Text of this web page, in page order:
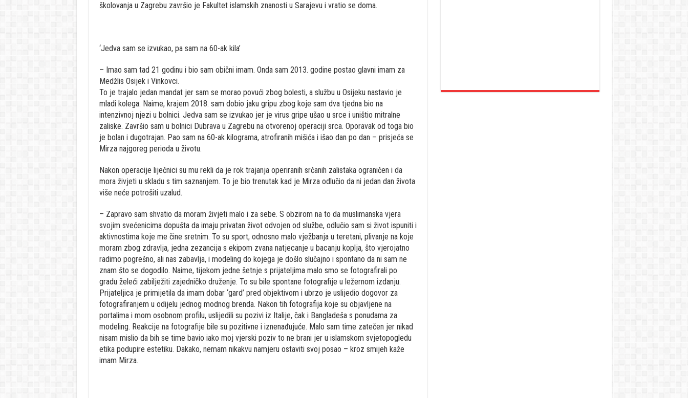
školovanja u Zagrebu završio je Fakultet islamskih znanosti u Sarajevu i vratio se doma.
‘Jedva sam se izvukao, pa sam na 60-ak kila’
– Imao sam tad 21 godinu i bio sam obični imam. Onda sam 2013. godine postao glavni imam za
Medžlis Osijek i Vinkovci.
To je trajalo jedan mandat jer sam se morao povući zbog bolesti, a službu u Osijeku nastavio je
mladi kolega. Naime, krajem 2018. sam dobio jaku gripu zbog koje sam dva tjedna bio na
intenzivnoj njezi u bolnici. Jedva sam se izvukao jer je virus gripe ušao u srce i uništio mitralne
zaliske. Završio sam u bolnici Dubrava u Zagrebu na otvorenoj operaciji srca. Oporavak od toga bio
je bolan i dugotrajan. Pao sam na 60-ak kilograma, atrofiranih mišića i išao dan po dan – prisjeća se
Mirza najgoreg perioda u životu.
Nakon operacije liječnici su mu rekli da je rok trajanja operiranih srčanih zalistaka ograničen i da
mora živjeti u skladu s tim saznanjem. To je bio trenutak kad je Mirza odlučio da ni jedan dan života
više neće potrošiti uzalud.
– Zapravo sam shvatio da moram živjeti malo i za sebe. S obzirom na to da muslimanska vjera
svojim svećenicima dopušta da imaju privatan život odvojen od službe, odlučio sam si život ispuniti i
aktivnostima koje me čine sretnim. To su sport, odnosno malo vježbanja u teretani, plivanje na koje
moram zbog zdravlja, jedna zezancija s ekipom zvana natjecanje u bacanju koplja, što vjerojatno
radimo pogrešno, ali nas zabavlja, i modeling do kojega je došlo slučajno i spontano da ni sam ne
znam što se dogodilo. Naime, tijekom jedne šetnje s prijateljima malo smo se fotografirali po
gradu želeći zabilježiti zajedničko druženje. To su bile spontane fotografije u ležernom izdanju.
Prijateljica je primijetila da imam dobar ‘gard’ pred objektivom i ubrzo je uslijedio dogovor za
fotografiranjem u odijelu jednog modnog brenda. Nakon tih fotografija koje su objavljene na
portalima i mom osobnom profilu, uslijedili su pozivi iz Italije, čak i Bangladeša s ponudama za
modeling. Reakcije na fotografije bile su pozitivne i iznenađujuće. Malo sam time zatečen jer nikad
nisam mislio da bih se time bavio iako moj vjerski poziv to ne brani jer u islamskom svjetopogledu
etika podupire estetiku. Dakako, nemam nikakvu namjeru ostaviti svoj posao – kroz smijeh kaže
imam Mirza.